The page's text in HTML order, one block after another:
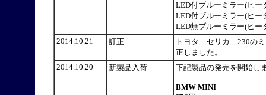
LED付ブルーミラー(ヒ
LED付ブルーミラー(ヒ
LED無ブルーミラー(ヒ
2014.10.21
訂正
トヨタ セリカ 230のミ
正しました。
2014.10.20
新製品入荷 下記製品の発売を開始
BMW MINI